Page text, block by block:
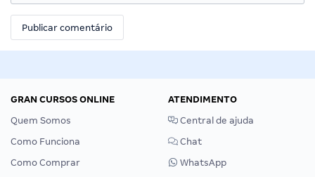
GRAN CURSOS ONLINE
Quem Somos
Como Funciona
Como Comprar
ATENDIMENTO
Central de ajuda
Chat
WhatsApp